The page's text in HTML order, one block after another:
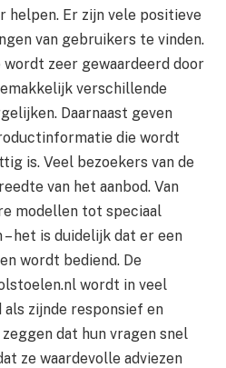
helpen. Er zijn vele positieve
van gebruikers te vinden.
wordt zeer gewaardeerd door
verschillende
Daarnaast geven
die wordt
is. Veel bezoekers van de
van het aanbod. Van
modellen tot speciaal
het is duidelijk dat er een
wordt bediend. De
wordt in veel
zijnde responsief en
dat hun vragen snel
ze waardevolle adviezen